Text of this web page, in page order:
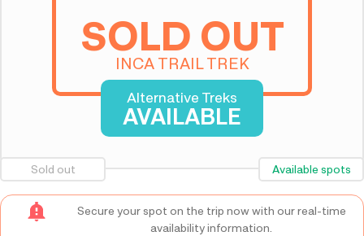
SOLD OUT
INCA TRAIL TREK
Alternative Treks
AVAILABLE
Sold out Available spots
Secure your spot on the trip now with our real-time
availability information.